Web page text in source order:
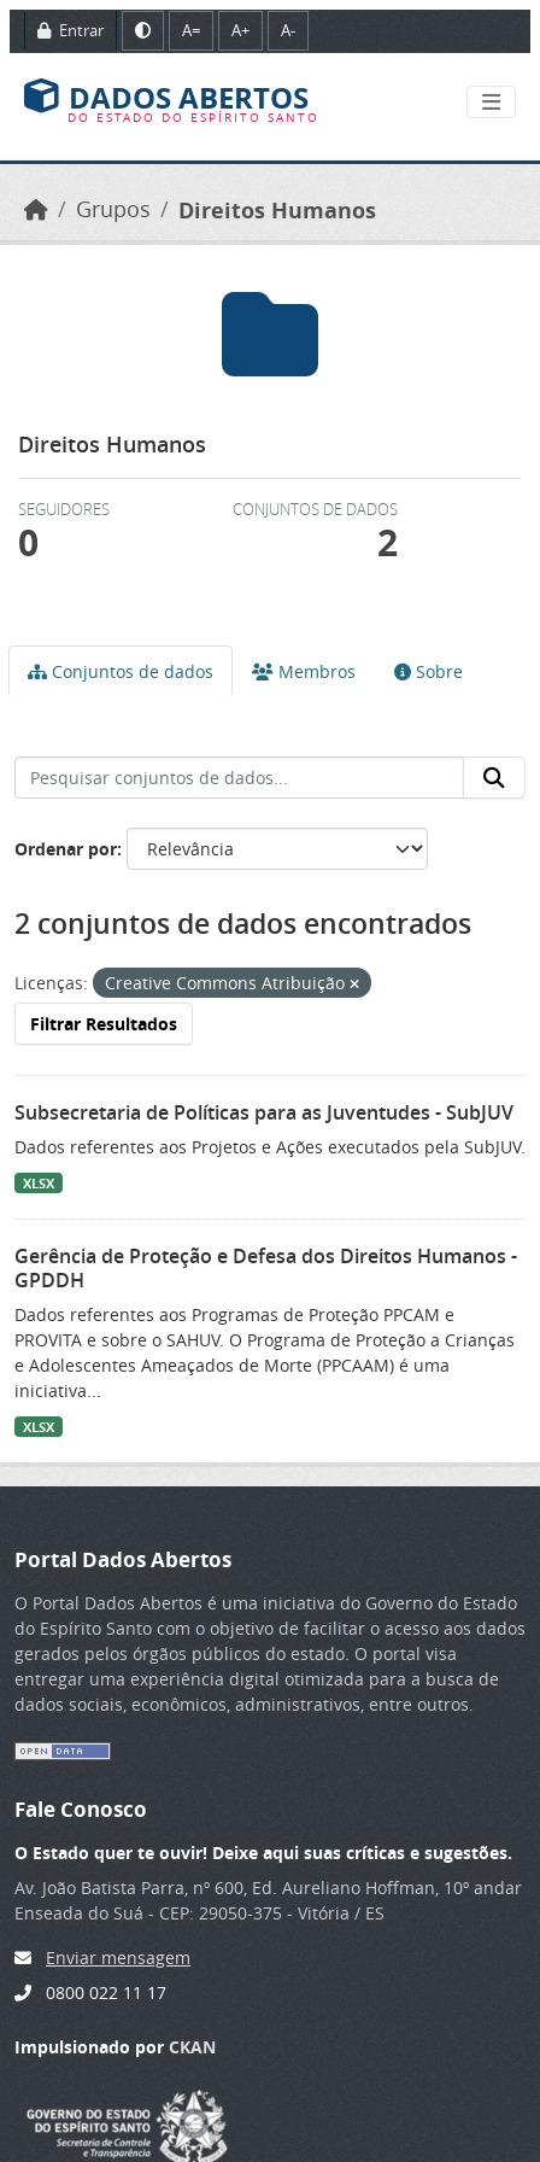
Ir para o conteúdo principal
Entrar A= A+ A-
DADOS ABERTOS
DO ESTADO DO ESPÍRITO SANTO
Grupos Direitos Humanos
Direitos Humanos
SEGUIDORES
0
CONJUNTOS DE DADOS
2
Conjuntos de dados Membros Sobre
Ordenar por
2 conjuntos de dados encontrados
Licenças:
Creative Commons Atribuição
Filtrar Resultados
Subsecretaria de Políticas para as Juventudes - SubJUV
Dados referentes aos Projetos e Ações executados pela SubJUV.
XLSX
Gerência de Proteção e Defesa dos Direitos Humanos -
GPDDH
Dados referentes aos Programas de Proteção PPCAM e
PROVITA e sobre o SAHUV. O Programa de Proteção a Crianças
e Adolescentes Ameaçados de Morte (PPCAAM) é uma
iniciativa...
XLSX
Portal Dados Abertos
O Portal Dados Abertos é uma iniciativa do Governo do Estado
do Espírito Santo com o objetivo de facilitar o acesso aos dados
gerados pelos órgãos públicos do estado. O portal visa
entregar uma experiência digital otimizada para a busca de
dados sociais, econômicos, administrativos, entre outros.
Fale Conosco
O Estado quer te ouvir! Deixe aqui suas críticas e sugestões.
Av. João Batista Parra, nº 600, Ed. Aureliano Hoffman, 10º andar
Enseada do Suá - CEP: 29050-375 - Vitória / ES
Enviar mensagem
0800 022 11 17
Impulsionado por CKAN